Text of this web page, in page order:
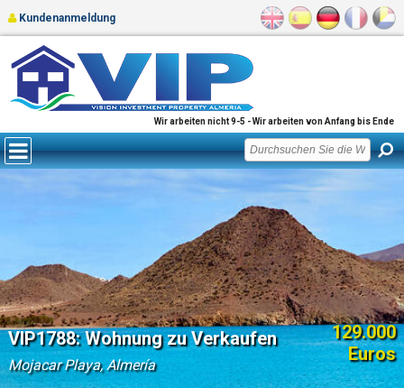
Wir arbeiten nicht 9-5 - Wir arbeiten von Anfang bis Ende
Kundenanmeldung
VIP1788: Wohnung zu Verkaufen
Mojacar Playa, Almería
129.000
Euros